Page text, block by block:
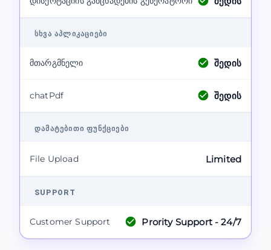
ᲡᲮᲕᲐ ᲐᲞᲚᲘᲙᲐᲪᲘᲔᲑᲘ
მთარგმნელი შედის
chatPdf შედის
ᲓᲐᲛᲐᲢᲔᲑᲘᲗᲘ ᲤᲣᲜᲥᲪᲘᲔᲑᲘ
File Upload Limited
SUPPORT
Customer Support Prority Support - 24/7